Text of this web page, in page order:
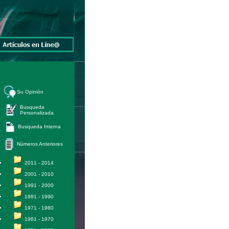
Su Opinión
Busqueda
Personalizada
Busqueda Interna
Números Anteriores
2011 - 2014
2001 - 2010
1991 - 2000
1981 - 1990
1971 - 1980
1961 - 1970